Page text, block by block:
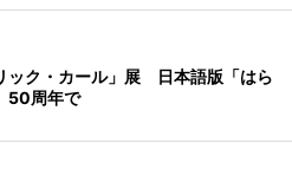
ック・カール」展 日本語版「はら
50周年で